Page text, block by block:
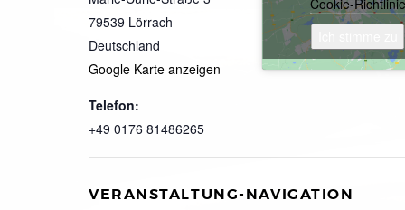
79539 Lörrach
Deutschland
Google Karte anzeigen
Telefon:
+49 0176 81486265
Cookie-Richtlinie
VERANSTALTUNG-NAVIGATION